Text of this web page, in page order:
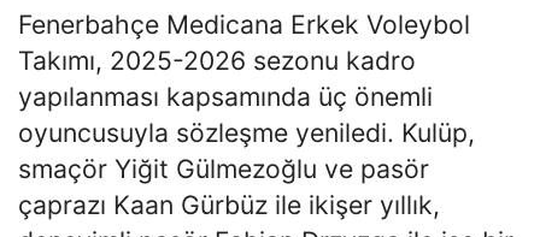
Fenerbahçe Medicana Erkek Voleybol
Takımı, 2025-2026 sezonu kadro
yapılanması kapsamında üç önemli
oyuncusuyla sözleşme yeniledi. Kulüp,
smaçör Yiğit Gülmezoğlu ve pasör
çaprazı Kaan Gürbüz ile ikişer yıllık,